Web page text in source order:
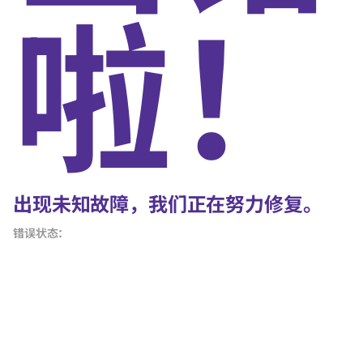
啦！
出现未知故障，我们正在努力修复。
错误状态：